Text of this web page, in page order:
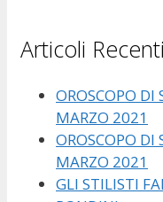
Articoli Recenti
OROSCOPO DI
MARZO 2021
OROSCOPO DI
MARZO 2021
GLI STILISTI